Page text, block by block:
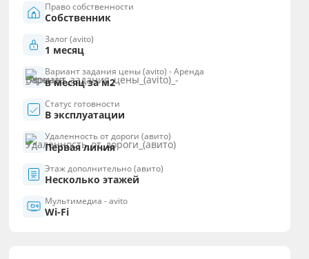
Право собственности
Собственник
Залог (avito)
1 месяц
Вариант задания цены (avito) - Аренда
в месяц за м2
Статус готовности
В эксплуатации
Удаленность от дороги (авито)
Первая линия
Этаж дополнительно (авито)
Несколько этажей
Мультимедиа - avito
Wi-Fi